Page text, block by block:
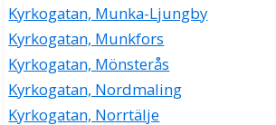
Kyrkogatan, Munka-Ljungby
Kyrkogatan, Munkfors
Kyrkogatan, Mönsterås
Kyrkogatan, Nordmaling
Kyrkogatan, Norrtälje